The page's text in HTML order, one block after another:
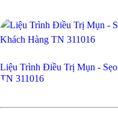
Liệu Trình Điều Trị Mụn -
TN 311016